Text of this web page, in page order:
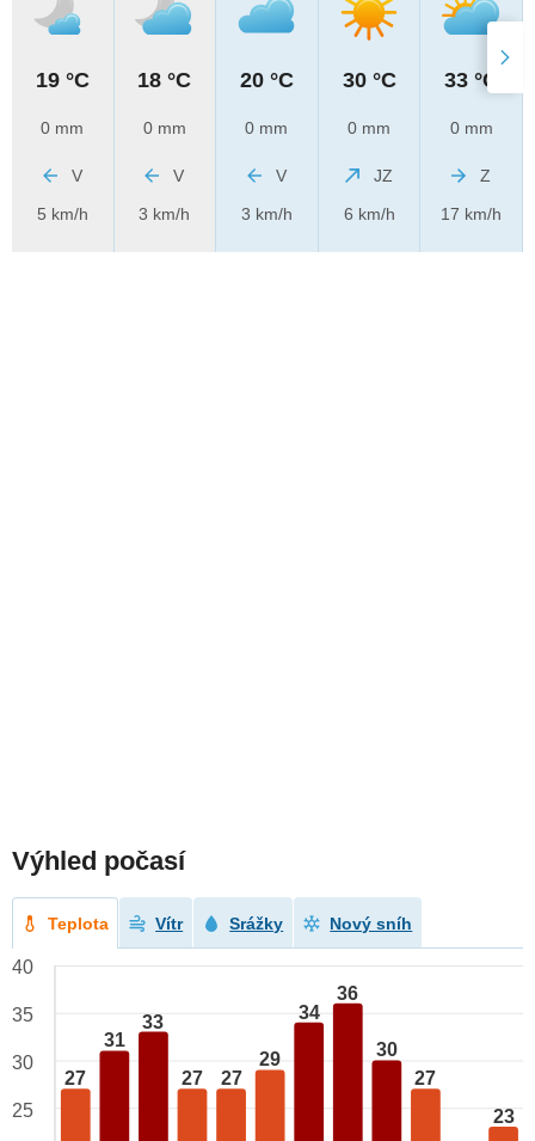
19 °C
0 mm
V
5 km/h
18 °C
0 mm
V
3 km/h
20 °C
0 mm
V
3 km/h
30 °C
0 mm
JZ
6 km/h
33 °C
0 mm
Z
17 km/h
Výhled počasí
Teplota Vítr Srážky Nový sníh
27
31
33
27 27
29
34
36
30
27
23
40
35
30
25